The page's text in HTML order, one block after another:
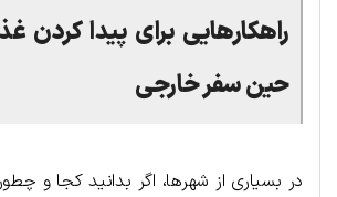
راهکارهایی برای پیدا کردن
حین سفر خارجی
در بسیاری از شهرها، اگر بدانید کجا و